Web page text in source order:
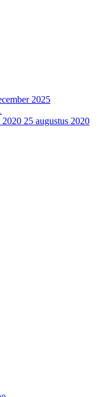
2025
2020 25 augustus 2020